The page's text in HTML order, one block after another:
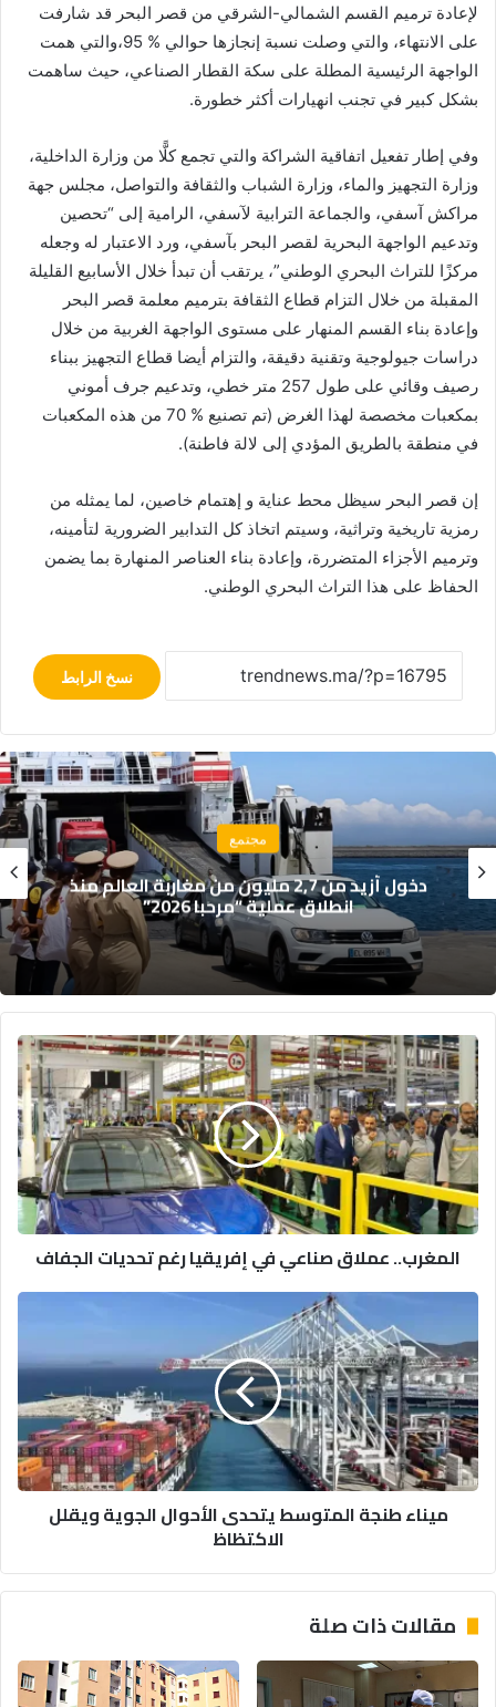
لإعادة ترميم القسم الشمالي-الشرقي من قصر البحر قد شارفت
على الانتهاء، والتي وصلت نسبة إنجازها حوالي % 95،والتي همت
الواجهة الرئيسية المطلة على سكة القطار الصناعي، حيث ساهمت
بشكل كبير في تجنب انهيارات أكثر خطورة.
وفي إطار تفعيل اتفاقية الشراكة والتي تجمع كلًّا من وزارة الداخلية،
وزارة التجهيز والماء، وزارة الشباب والثقافة والتواصل، مجلس جهة
مراكش آسفي، والجماعة الترابية لآسفي، الرامية إلى “تحصين
وتدعيم الواجهة البحرية لقصر البحر بآسفي، ورد الاعتبار له وجعله
مركزًا للتراث البحري الوطني”، يرتقب أن تبدأ خلال الأسابيع القليلة
المقبلة من خلال التزام قطاع الثقافة بترميم معلمة قصر البحر
وإعادة بناء القسم المنهار على مستوى الواجهة الغربية من خلال
دراسات جيولوجية وتقنية دقيقة، والتزام أيضا قطاع التجهيز ببناء
رصيف وقائي على طول 257 متر خطي، وتدعيم جرف أموني
بمكعبات مخصصة لهذا الغرض (تم تصنيع % 70 من هذه المكعبات
في منطقة بالطريق المؤدي إلى لالة فاطنة).
إن قصر البحر سيظل محط عناية و إهتمام خاصين، لما يمثله من
رمزية تاريخية وتراثية، وسيتم اتخاذ كل التدابير الضرورية لتأمينه،
وترميم الأجزاء المتضررة، وإعادة بناء العناصر المنهارة بما يضمن
الحفاظ على هذا التراث البحري الوطني.
نسخ الرابط
دخول أزيد من 2,7 مليون من مغاربة العالم منذ
انطلاق عملية “مرحبا 2026”
المغرب..
عملاق
صناعي
في
إفريقيا
رغم
تحديات
الجفاف
المغرب.. عملاق صناعي في إفريقيا رغم تحديات الجفاف
ميناء
المتوسط
يتحدى
الأحوال
الجوية
ويقلل
الاكتظاظ
ميناء طنجة المتوسط يتحدى الأحوال الجوية ويقلل
الاكتظاظ
مقالات ذات صلة